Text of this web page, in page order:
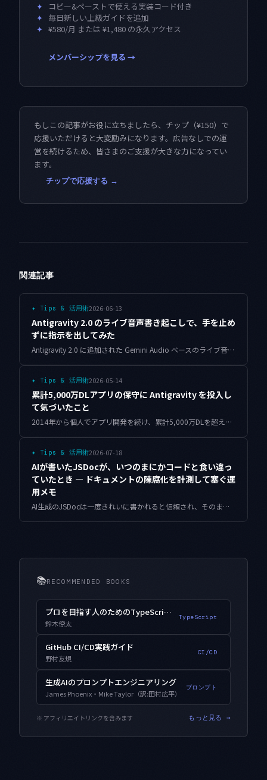
✦
コピー&ペーストで使える実装コード付き
✦ 毎日新しい上級ガイドを追加
✦ ¥580/月 または ¥1,480 の永久アクセス
メンバーシップを見る →
もしこの記事がお役に立ちましたら、チップ（¥150）で
応援いただけると大変励みになります。広告なしでの運
営を続けるため、皆さまのご支援が大きな力になってい
ます。
チップで応援する →
関連記事
✦ Tips & 活用術2026-06-13
Antigravity 2.0 のライブ音声書き起こしで、手を止め
ずに指示を出してみた
Antigravity 2.0 に追加された Gemini Audio ベースのライブ音声書き起こしを、実際のコーディングで一週間使ってみました。外部ディクテーションツールとの違い、技術用語と日本語混じりの精度、向いている使い方を率直に整理します。
✦ Tips & 活用術2026-05-14
累計5,000万DLアプリの保守に Antigravity を投入し
て気づいたこと
2014年から個人でアプリ開発を続け、累計5,000万DLを超えたアプリ群の保守に Antigravity を使い始めて見えてきた、AIエージェントの限界と想定外の可能性を正直に書いています。
✦ Tips & 活用術2026-07-18
AIが書いたJSDocが、いつのまにかコードと食い違っ
ていたとき — ドキュメントの陳腐化を計測して塞ぐ運
用メモ
AI生成のJSDocは一度きれいに書かれると信頼され、そのまま放置されて静かにコードと食い違っていきます。関数シグネチャのハッシュで陳腐化を計測し、ドリフトした箇所だけを名指しして塞ぐ運用メモです。
📚RECOMMENDED BOOKS
プロを目指す人のためのTypeScript入門
鈴木僚太
TypeScript
GitHub CI/CD実践ガイド
野村友規
CI/CD
生成AIのプロンプトエンジニアリング
James Phoenix・Mike Taylor（訳:田村広平）
プロンプト
※ アフィリエイトリンクを含みます もっと見る →